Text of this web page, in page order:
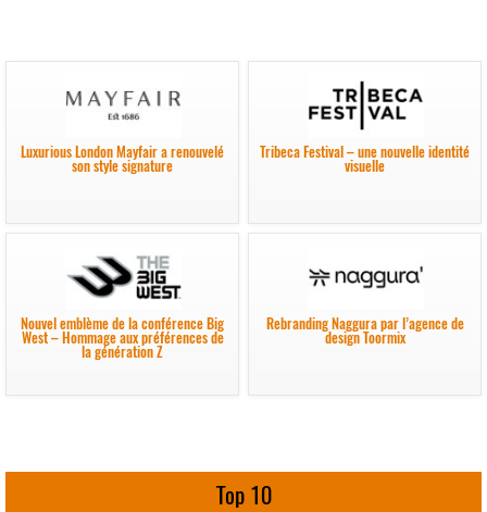
Luxurious London Mayfair a renouvelé
son style signature
Tribeca Festival – une nouvelle identité
visuelle
Nouvel emblème de la conférence Big
West – Hommage aux préférences de
la génération Z
Rebranding Naggura par l’agence de
design Toormix
Top 10